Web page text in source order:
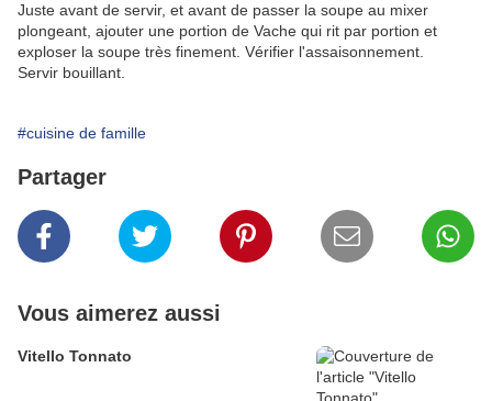
Juste avant de servir, et avant de passer la soupe au mixer
plongeant, ajouter une portion de Vache qui rit par portion et
exploser la soupe très finement. Vérifier l'assaisonnement.
Servir bouillant.
#cuisine de famille
Partager
Vous aimerez aussi
Vitello Tonnato